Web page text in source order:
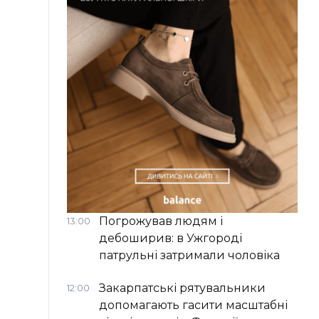
13:00
Погрожував людям і
дебоширив: в Ужгороді
патрульні затримали чоловіка
12:00
Закарпатські рятувальники
допомагають гасити масштабні